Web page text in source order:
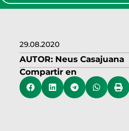
29.08.2020
AUTOR: Neus Casajuana
Compartir en